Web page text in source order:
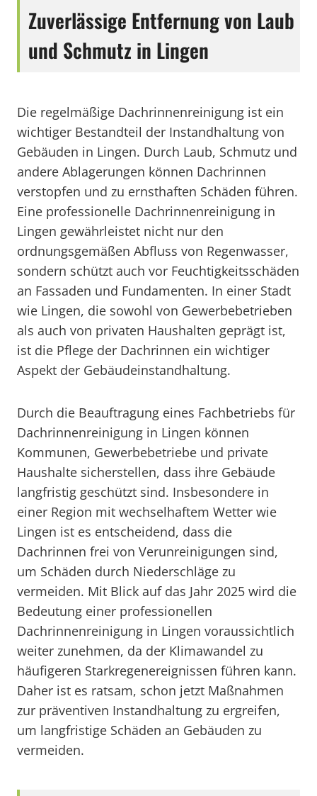
Zuverlässige Entfernung von Laub
und Schmutz in Lingen
Die regelmäßige Dachrinnenreinigung ist ein
wichtiger Bestandteil der Instandhaltung von
Gebäuden in Lingen. Durch Laub, Schmutz und
andere Ablagerungen können Dachrinnen
verstopfen und zu ernsthaften Schäden führen.
Eine professionelle Dachrinnenreinigung in
Lingen gewährleistet nicht nur den
ordnungsgemäßen Abfluss von Regenwasser,
sondern schützt auch vor Feuchtigkeitsschäden
an Fassaden und Fundamenten. In einer Stadt
wie Lingen, die sowohl von Gewerbebetrieben
als auch von privaten Haushalten geprägt ist,
ist die Pflege der Dachrinnen ein wichtiger
Aspekt der Gebäudeinstandhaltung.
Durch die Beauftragung eines Fachbetriebs für
Dachrinnenreinigung in Lingen können
Kommunen, Gewerbebetriebe und private
Haushalte sicherstellen, dass ihre Gebäude
langfristig geschützt sind. Insbesondere in
einer Region mit wechselhaftem Wetter wie
Lingen ist es entscheidend, dass die
Dachrinnen frei von Verunreinigungen sind,
um Schäden durch Niederschläge zu
vermeiden. Mit Blick auf das Jahr 2025 wird die
Bedeutung einer professionellen
Dachrinnenreinigung in Lingen voraussichtlich
weiter zunehmen, da der Klimawandel zu
häufigeren Starkregenereignissen führen kann.
Daher ist es ratsam, schon jetzt Maßnahmen
zur präventiven Instandhaltung zu ergreifen,
um langfristige Schäden an Gebäuden zu
vermeiden.